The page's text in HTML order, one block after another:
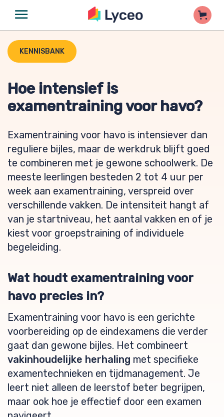
KENNISBANK
Hoe intensief is
examentraining voor havo?
Examentraining voor havo is intensiever dan
reguliere bijles, maar de werkdruk blijft goed
te combineren met je gewone schoolwerk. De
meeste leerlingen besteden 2 tot 4 uur per
week aan examentraining, verspreid over
verschillende vakken. De intensiteit hangt af
van je startniveau, het aantal vakken en of je
kiest voor groepstraining of individuele
begeleiding.
Wat houdt examentraining voor
havo precies in?
Examentraining voor havo is een gerichte
voorbereiding op de eindexamens die verder
gaat dan gewone bijles. Het combineert
vakinhoudelijke herhaling met specifieke
examentechnieken en tijdmanagement. Je
leert niet alleen de leerstof beter begrijpen,
maar ook hoe je effectief door een examen